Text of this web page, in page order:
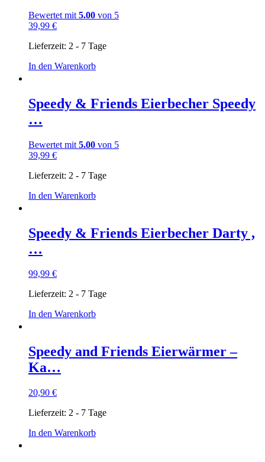
Bewertet mit 5.00 von 5
39,99 €
Lieferzeit: 2 - 7 Tage
In den Warenkorb
Speedy & Friends Eierbecher Speedy
…
Bewertet mit 5.00 von 5
39,99 €
Lieferzeit: 2 - 7 Tage
In den Warenkorb
Speedy & Friends Eierbecher Darty ,
…
99,99 €
Lieferzeit: 2 - 7 Tage
In den Warenkorb
Speedy and Friends Eierwärmer –
Ka…
20,90 €
Lieferzeit: 2 - 7 Tage
In den Warenkorb